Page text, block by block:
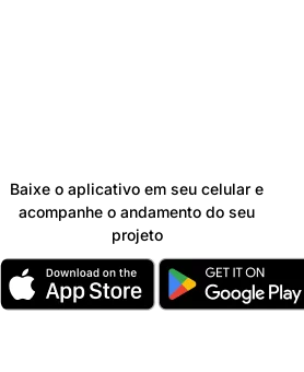
Baixe o aplicativo em seu celular e
acompanhe o andamento do seu
projeto